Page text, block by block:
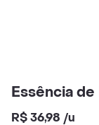
Essência
R$ 36,98 /u